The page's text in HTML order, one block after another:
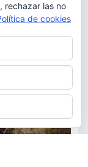
rechazar las no
de cookies
las cookies,